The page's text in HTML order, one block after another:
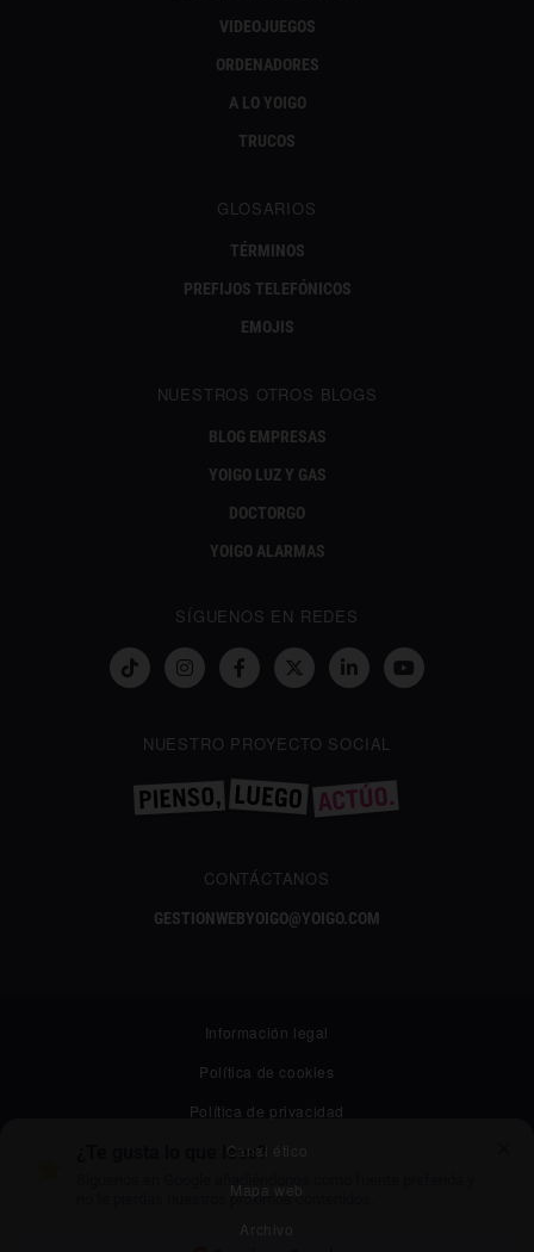
VIDEOJUEGOS
ORDENADORES
A LO YOIGO
TRUCOS
GLOSARIOS
TÉRMINOS
PREFIJOS TELEFÓNICOS
EMOJIS
NUESTROS OTROS BLOGS
BLOG EMPRESAS
YOIGO LUZ Y GAS
DOCTORGO
YOIGO ALARMAS
SÍGUENOS EN REDES
NUESTRO PROYECTO SOCIAL
CONTÁCTANOS
GESTIONWEBYOIGO@YOIGO.COM
Información legal
Política de cookies
Política de privacidad
Canal ético
Mapa web
¿Te gusta lo que lees?
no te pierdas nuestros próximos contenidos.